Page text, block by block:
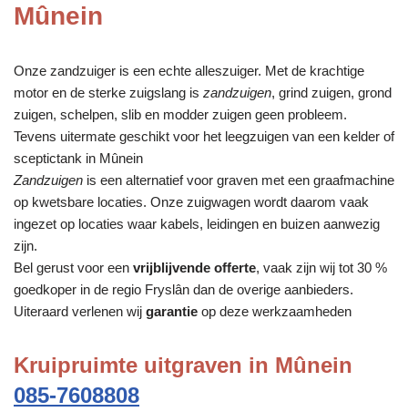
Mûnein
Onze zandzuiger is een echte alleszuiger. Met de krachtige
motor en de sterke zuigslang is zandzuigen, grind zuigen, grond
zuigen, schelpen, slib en modder zuigen geen probleem.
Tevens uitermate geschikt voor het leegzuigen van een kelder of
sceptictank in Mûnein
Zandzuigen is een alternatief voor graven met een graafmachine
op kwetsbare locaties. Onze zuigwagen wordt daarom vaak
ingezet op locaties waar kabels, leidingen en buizen aanwezig
zijn.
Bel gerust voor een vrijblijvende offerte, vaak zijn wij tot 30 %
goedkoper in de regio Fryslân dan de overige aanbieders.
Uiteraard verlenen wij garantie op deze werkzaamheden
Kruipruimte uitgraven in Mûnein
085-7608808